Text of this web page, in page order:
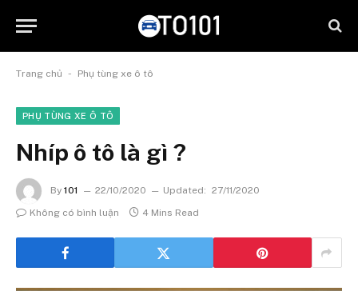
Trang chủ - Phụ tùng xe ô tô
PHỤ TÙNG XE Ô TÔ
Nhíp ô tô là gì ?
By 101 22/10/2020 Updated: 27/11/2020
Không có bình luận
4 Mins Read